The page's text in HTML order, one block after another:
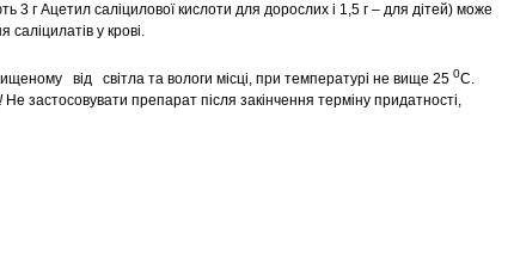
г Ацетил саліцилової кислоти для дорослих і 1,5 г – для дітей) може
саліцилатів у крові.
від світла та вологи місці, при температурі не вище 25 0С.
Не застосовувати препарат після закінчення терміну придатності,